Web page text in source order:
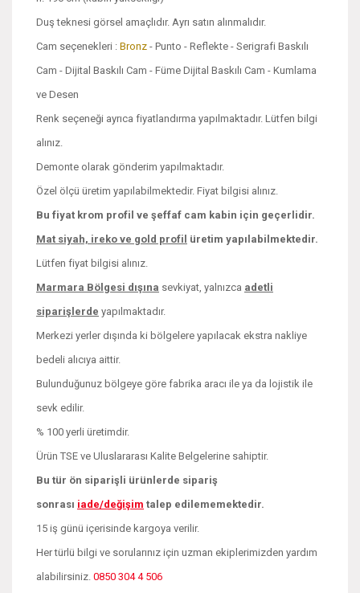
Duş teknesi görsel amaçlıdır. Ayrı satın alınmalıdır.
Cam seçenekleri : Bronz - Punto - Reflekte - Serigrafi Baskılı
Cam - Dijital Baskılı Cam - Füme Dijital Baskılı Cam - Kumlama
ve Desen
Renk seçeneği ayrıca fiyatlandırma yapılmaktadır. Lütfen bilgi
alınız.
Demonte olarak gönderim yapılmaktadır.
Özel ölçü üretim yapılabilmektedir. Fiyat bilgisi alınız.
Bu fiyat krom profil ve şeffaf cam kabin için geçerlidir.
Mat siyah, ireko ve gold profil üretim yapılabilmektedir.
Lütfen fiyat bilgisi alınız.
Marmara Bölgesi dışına sevkiyat, yalnızca adetli
siparişlerde yapılmaktadır.
Merkezi yerler dışında ki bölgelere yapılacak ekstra nakliye
bedeli alıcıya aittir.
Bulunduğunuz bölgeye göre fabrika aracı ile ya da lojistik ile
sevk edilir.
% 100 yerli üretimdir.
Ürün TSE ve Uluslararası Kalite Belgelerine sahiptir.
Bu tür ön siparişli ürünlerde sipariş
sonrası iade/değişim talep edilememektedir.
15 iş günü içerisinde kargoya verilir.
Her türlü bilgi ve sorularınız için uzman ekiplerimizden yardım
alabilirsiniz. 0850 304 4 506